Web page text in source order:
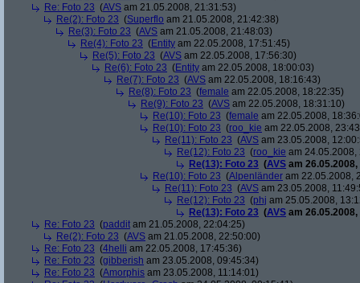
Re: Foto 23 (AVS am 21.05.2008, 21:31:53)
Re(2): Foto 23 (Superflo am 21.05.2008, 21:42:38)
Re(3): Foto 23 (AVS am 21.05.2008, 21:48:03)
Re(4): Foto 23 (Entity am 22.05.2008, 17:51:45)
Re(5): Foto 23 (AVS am 22.05.2008, 17:56:30)
Re(6): Foto 23 (Entity am 22.05.2008, 18:00:03)
Re(7): Foto 23 (AVS am 22.05.2008, 18:16:43)
Re(8): Foto 23 (female am 22.05.2008, 18:22:35)
Re(9): Foto 23 (AVS am 22.05.2008, 18:31:10)
Re(10): Foto 23 (female am 22.05.2008,
Re(10): Foto 23 (roo_kie am 22.05.2008,
Re(11): Foto 23 (AVS am 23.05.2008,
Re(12): Foto 23 (roo_kie am 24.05.2008,
Re(13): Foto 23 (AVS am
Re(10): Foto 23 (Alpenländer am 22.05.2008,
Re(11): Foto 23 (AVS am 23.05.2008,
Re(12): Foto 23 (phj am 25.05.2008,
Re(13): Foto 23 (AVS am
Re: Foto 23 (paddit am 21.05.2008, 22:04:25)
Re(2): Foto 23 (AVS am 21.05.2008, 22:50:00)
Re: Foto 23 (4helli am 22.05.2008, 17:45:36)
Re: Foto 23 (gibberish am 23.05.2008, 09:45:34)
Re: Foto 23 (Amorphis am 23.05.2008, 11:14:01)